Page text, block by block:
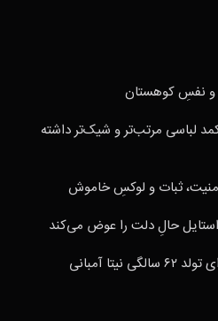
و نفسِ کوهستان
لباسی مرتب‌تر و شیک‌تر داشته
ثبات و لوکسِ خاموش
حالِ دلت را عوض می‌کند
آمبانی